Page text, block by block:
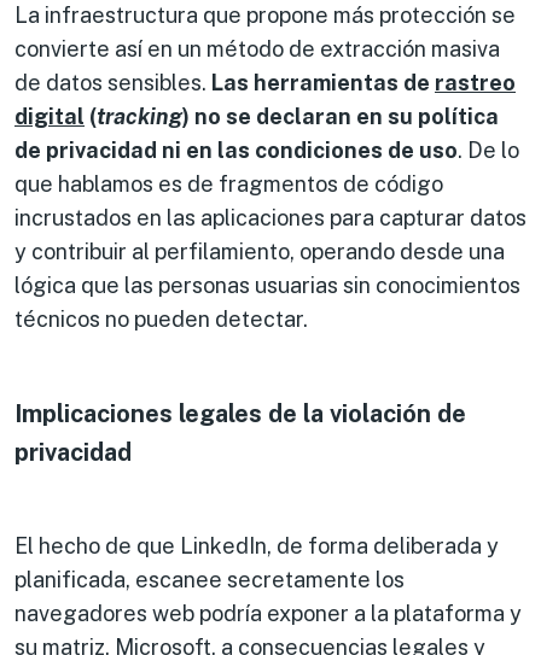
La infraestructura que propone más protección se
convierte así en un método de extracción masiva
de datos sensibles. Las herramientas de rastreo
digital (tracking) no se declaran en su política
de privacidad ni en las condiciones de uso. De lo
que hablamos es de fragmentos de código
incrustados en las aplicaciones para capturar datos
y contribuir al perfilamiento, operando desde una
lógica que las personas usuarias sin conocimientos
técnicos no pueden detectar.
Implicaciones legales de la violación de
privacidad
El hecho de que LinkedIn, de forma deliberada y
planificada, escanee secretamente los
navegadores web podría exponer a la plataforma y
su matriz, Microsoft, a consecuencias legales y